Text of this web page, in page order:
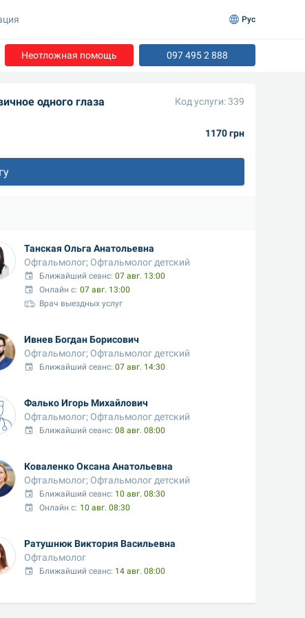
Неотложная помощь 097 495 2 888
одного глаза Код услуги: 339
1170 грн
Танская Ольга Анатольевна
Офтальмолог; Офтальмолог детский
Ближайший сеанс: 07 авг. 13:00
Онлайн с: 07 авг. 13:00
Врач выездных услуг
Ивнев Богдан Борисович
Офтальмолог; Офтальмолог детский
Ближайший сеанс: 07 авг. 14:30
Фалько Игорь Михайлович
Офтальмолог; Офтальмолог детский
Ближайший сеанс: 08 авг. 08:00
Коваленко Оксана Анатольевна
Офтальмолог; Офтальмолог детский
Ближайший сеанс: 10 авг. 08:30
Онлайн с: 10 авг. 08:30
Ратушнюк Виктория Васильевна
Офтальмолог
Ближайший сеанс: 14 авг. 08:00
Рус